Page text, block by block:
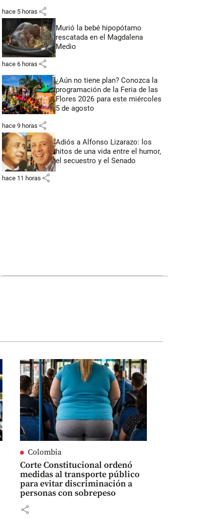
hace 5 horas share
Murió la bebé hipopótamo
rescatada en el Magdalena
Medio
hace 6 horas share
¿Aún no tiene plan? Conozca la
programación de la Feria de las
Flores 2026 para este miércoles
5 de agosto
hace 9 horas share
Adiós a Alfonso Lizarazo: los
hitos de una vida entre el humor,
el secuestro y el Senado
hace 11 horas share
Colombia
Corte Constitucional ordenó
medidas al transporte público
para evitar discriminación a
personas con sobrepeso
share